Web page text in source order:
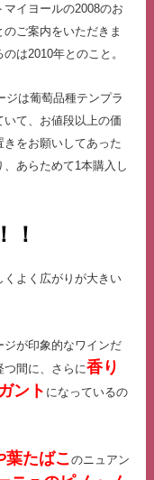
イヨールの2008のお
ご案内をいただきま
は2010年とのこと。
ジは葡萄品種テンプラ
て、お値段以上の価
をお願いしてあった
あらためて1本購入し
！
よく広がりが大き い
が印象的なワインだ
つ間に、さらに香り
ント になっているの
葉たばこのニュアン